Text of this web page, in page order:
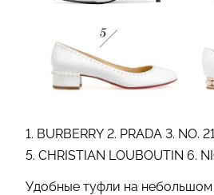
1. BURBERRY 2. PRADA 3. NO.
5. CHRISTIAN LOUBOUTIN 6.
Удобные туфли на небольшом